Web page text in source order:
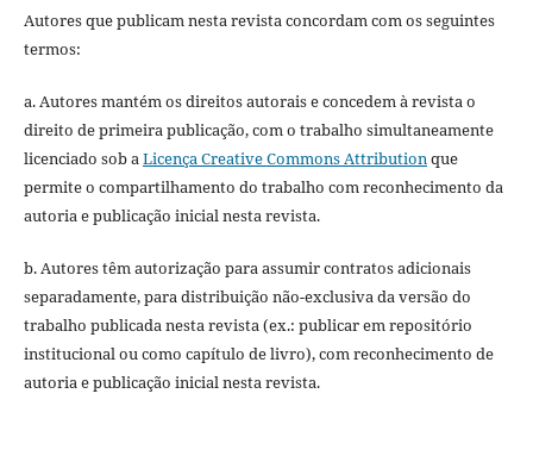
Autores que publicam nesta revista concordam com os seguintes
termos:
a. Autores mantém os direitos autorais e concedem à revista o
direito de primeira publicação, com o trabalho simultaneamente
licenciado sob aLicença Creative Commons Attributionque
permite o compartilhamento do trabalho com reconhecimento da
autoria e publicação inicial nesta revista.
b. Autores têm autorização para assumir contratos adicionais
separadamente, para distribuição não-exclusiva da versão do
trabalho publicada nesta revista (ex.: publicar em repositório
institucional ou como capítulo de livro), com reconhecimento de
autoria e publicação inicial nesta revista.